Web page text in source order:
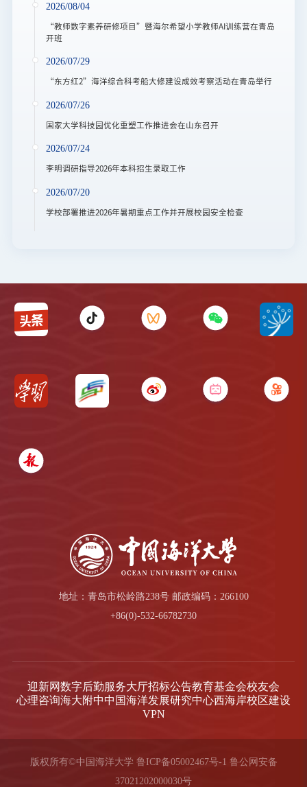
2026/08/04
“教师数字素养研修项目”暨海尔希望小学教师AI训练营在青岛
开班
2026/07/29
“东方红2”海洋综合科考船大修建设成效考察活动在青岛举行
2026/07/26
国家大学科技园优化重塑工作推进会在山东召开
2026/07/24
李明调研指导2026年本科招生录取工作
2026/07/20
学校部署推进2026年暑期重点工作并开展校园安全检查
地址：青岛市松岭路238号 邮政编码：266100
+86(0)-532-66782730
迎新网数字后勤服务大厅招标公告教育基金会校友会
心理咨询海大附中中国海洋发展研究中心西海岸校区建设
VPN
版权所有©中国海洋大学 鲁ICP备05002467号-1 鲁公网安备
37021202000030号